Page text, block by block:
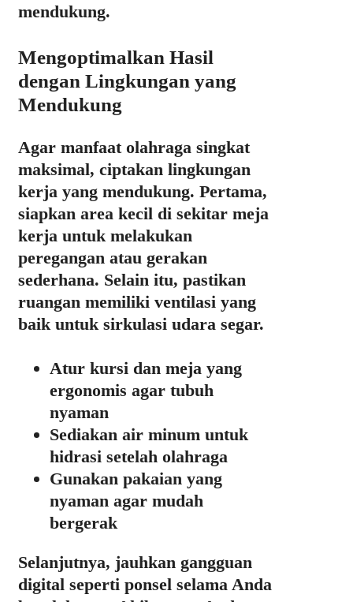
mendukung.
Mengoptimalkan Hasil
dengan Lingkungan yang
Mendukung
Agar manfaat olahraga singkat
maksimal, ciptakan lingkungan
kerja yang mendukung. Pertama,
siapkan area kecil di sekitar meja
kerja untuk melakukan
peregangan atau gerakan
sederhana. Selain itu, pastikan
ruangan memiliki ventilasi yang
baik untuk sirkulasi udara segar.
Atur kursi dan meja yang
ergonomis agar tubuh
nyaman
Sediakan air minum untuk
hidrasi setelah olahraga
Gunakan pakaian yang
nyaman agar mudah
bergerak
Selanjutnya, jauhkan gangguan
digital seperti ponsel selama Anda